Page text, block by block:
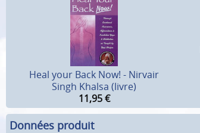
Heal your Back Now! - Nirvair
Singh Khalsa (livre)
11,95 €
Données produit